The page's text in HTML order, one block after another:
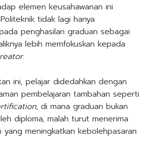
elemen keusahawanan ini
tidak lagi hanya
penghasilan graduan sebagai
lebih memfokuskan kepada
.
ini, pelajar didedahkan dengan
pembelajaran tambahan seperti
, di mana graduan bukan
diploma, malah turut menerima
yang meningkatkan kebolehpasaran